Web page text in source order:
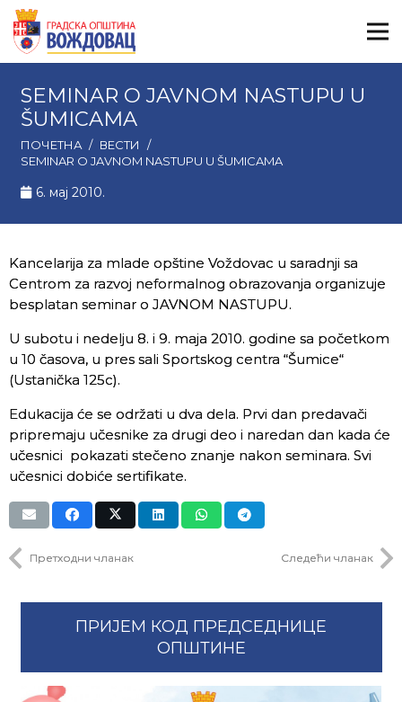
SEMINAR O JAVNOM NASTUPU U
ŠUMICAMA
ПОЧЕТНА / ВЕСТИ
/
SEMINAR O JAVNOM NASTUPU U ŠUMICAMA
6. мај 2010.
Kancelarija za mlade opštine Voždovac u saradnji sa
Centrom za razvoj neformalnog obrazovanja organizuje
besplatan seminar o JAVNOM NASTUPU.
U subotu i nedelju 8. i 9. maja 2010. godine sa početkom
u 10 časova, u pres sali Sportskog centra “Šumice“
(Ustanička 125c).
Edukacija će se održati u dva dela. Prvi dan predavači
pripremaju učesnike za drugi deo i naredan dan kada će
učesnici pokazati stečeno znanje nakon seminara. Svi
učesnici dobiće sertifikate.
Претходни чланак Следећи чланак
ПРИЈЕМ КОД ПРЕДСЕДНИЦЕ
ОПШТИНЕ